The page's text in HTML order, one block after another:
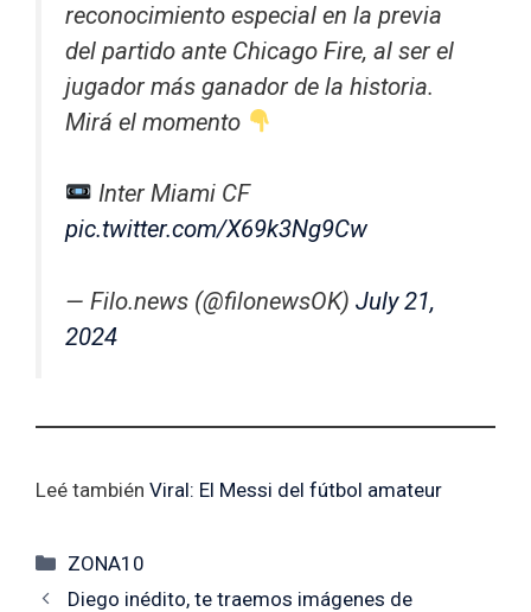
reconocimiento especial en la previa
del partido ante Chicago Fire, al ser el
jugador más ganador de la historia.
Mirá el momento
Inter Miami CF
pic.twitter.com/X69k3Ng9Cw
— Filo.news (@filonewsOK) July 21,
2024
Leé también Viral: El Messi del fútbol amateur
Categorías
ZONA10
Diego inédito, te traemos imágenes de